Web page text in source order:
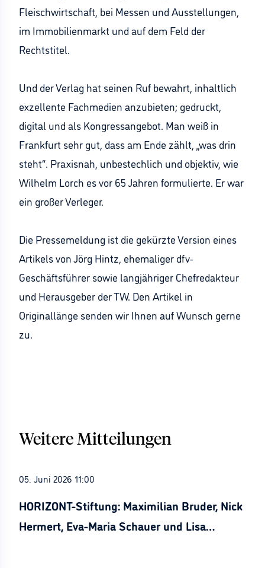
Fleischwirtschaft, bei Messen und Ausstellungen,
im Immobilienmarkt und auf dem Feld der
Rechtstitel.
Und der Verlag hat seinen Ruf bewahrt, inhaltlich
exzellente Fachmedien anzubieten; gedruckt,
digital und als Kongressangebot. Man weiß in
Frankfurt sehr gut, dass am Ende zählt, „was drin
steht“. Praxisnah, unbestechlich und objektiv, wie
Wilhelm Lorch es vor 65 Jahren formulierte. Er war
ein großer Verleger.
Die Pressemeldung ist die gekürzte Version eines
Artikels von Jörg Hintz, ehemaliger dfv-
Geschäftsführer sowie langjähriger Chefredakteur
und Herausgeber der TW. Den Artikel in
Originallänge senden wir Ihnen auf Wunsch gerne
zu.
Weitere Mitteilungen
05. Juni 2026 11:00
HORIZONT-Stiftung: Maximilian Bruder, Nick
Hermert, Eva-Maria Schauer und Lisa